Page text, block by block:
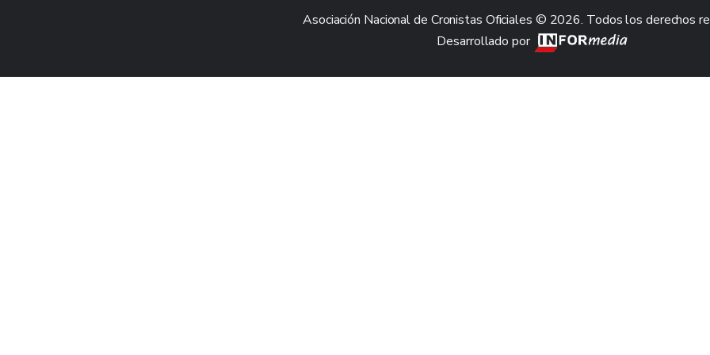
Asociación Nacional de Cronistas Oficiales © 2026. Todos los derechos
Desarrollado por